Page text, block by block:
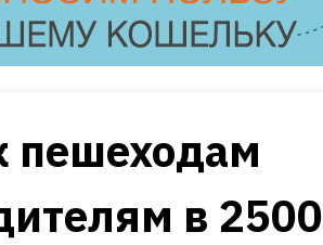
пешеходам
в 2500